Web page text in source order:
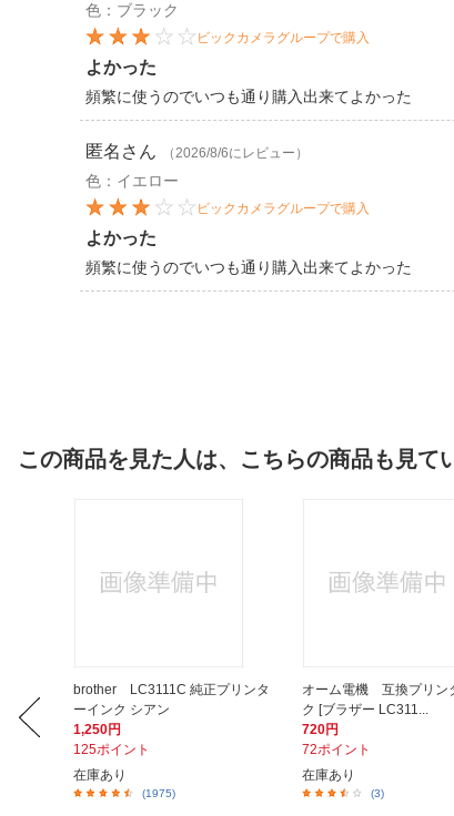
色：ブラック
ビックカメラグループで購入
よかった
頻繁に使うのでいつも通り購入出来てよかった
匿名 さん （2026/8/6にレビュー）
色：イエロー
ビックカメラグループで購入
よかった
頻繁に使うのでいつも通り購入出来てよかった
この商品を見た人は、こちらの商品も見て
brother LC3111C 純正プリンタ
ーインク シアン
1,250円
125ポイント
在庫あり
(1975)
オーム電機 互換プリン
ク [ブラザー LC311...
720円
72ポイント
在庫あり
(3)